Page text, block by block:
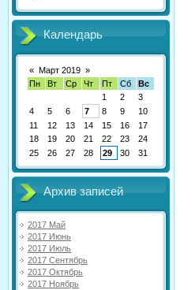
Календарь
« Март 2019 »
Пн
Вт Ср Чт Пт Сб
Вс
1
2
3
4
5 6 7 8 9
10
11
12 13 14 15 16
17
18
19 20 21 22 23
24
25
26 27 28 29 30 31
Архив записей
2017 Май
2017 Июнь
2017 Июль
2017 Сентябрь
2017 Октябрь
2017 Ноябрь